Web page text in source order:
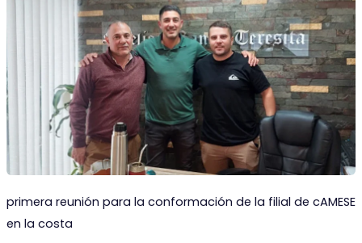
primera reunión para la conformación de la filial de cAMESE
en la costa